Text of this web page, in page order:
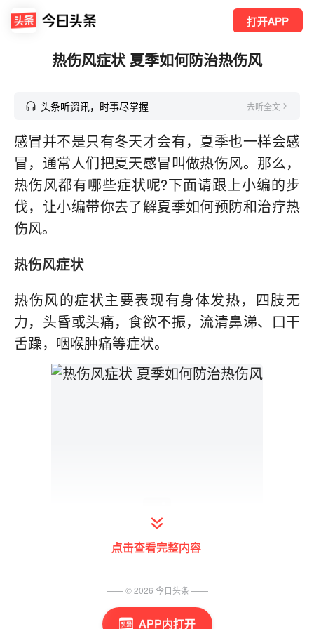
打开APP
APP内打开
热伤风症状 夏季如何防治热伤风
头条听资讯，时事尽掌握 去听全文
感冒并不是只有冬天才会有，夏季也一样会感
冒，通常人们把夏天感冒叫做热伤风。那么，
热伤风都有哪些症状呢?下面请跟上小编的步
伐，让小编带你去了解夏季如何预防和治疗热
伤风。
热伤风症状
热伤风的症状主要表现有身体发热，四肢无
力，头昏或头痛，食欲不振，流清鼻涕、口干
舌躁，咽喉肿痛等症状。
点击查看完整内容
—— ©2026 今日头条 ——